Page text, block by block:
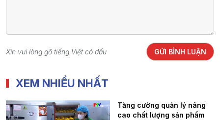
Xin vui lòng gõ tiếng Việt có dấu GỬI BÌNH LUẬN
XEM NHIỀU NHẤT
Tăng cường quản lý nâng
cao chất lượng sản phẩm